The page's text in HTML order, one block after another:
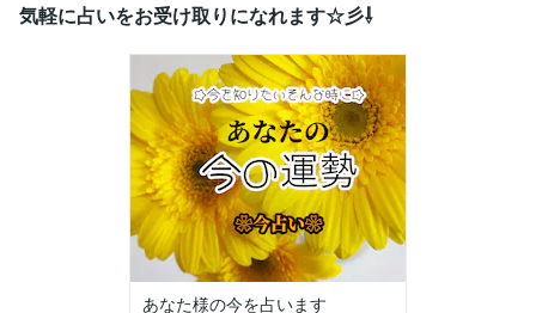
気軽に占いをお受け取りになれます☆彡⇩
あなた様の今を占います